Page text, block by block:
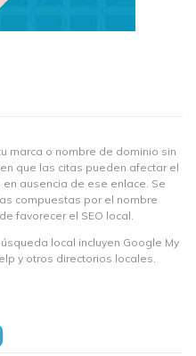
marca o nombre de dominio sin
que las citas pueden afectar el
ausencia de ese enlace. Se
compuestas por el nombre
favorecer el SEO local.
local incluyen Google My
y otros directorios locales.